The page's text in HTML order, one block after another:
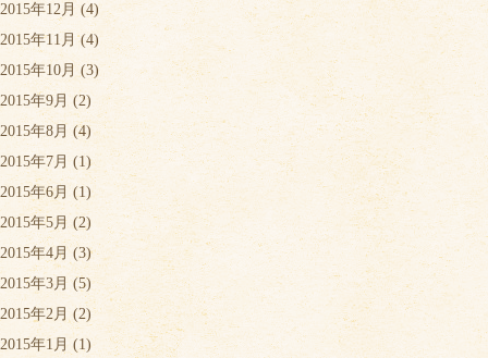
2015年12月 (4)
2015年11月 (4)
2015年10月 (3)
2015年9月 (2)
2015年8月 (4)
2015年7月 (1)
2015年6月 (1)
2015年5月(2)
2015年4月 (3)
2015年3月 (5)
2015年2月 (2)
2015年1月 (1)